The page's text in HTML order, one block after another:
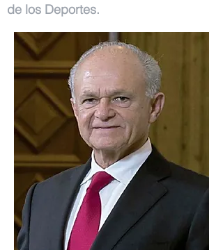
de los Deportes.